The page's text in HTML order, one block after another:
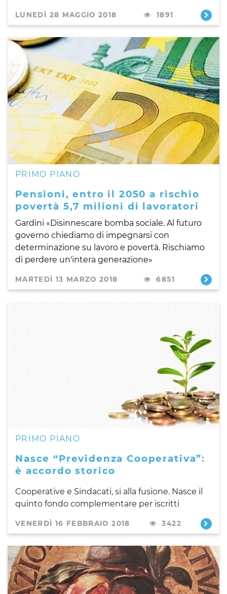
LUNEDÌ 28 MAGGIO 2018 1891
PRIMO PIANO
Pensioni, entro il 2050 a rischio
povertà 5,7 milioni di lavoratori
Gardini «Disinnescare bomba sociale. Al futuro
governo chiediamo di impegnarsi con
determinazione su lavoro e povertà. Rischiamo
di perdere un'intera generazione»
MARTEDÌ 13 MARZO 2018 6851
PRIMO PIANO
Nasce “Previdenza Cooperativa”:
è accordo storico
Cooperative e Sindacati, si alla fusione. Nasce il
quinto fondo complementare per iscritti
VENERDÌ 16 FEBBRAIO 2018 3422